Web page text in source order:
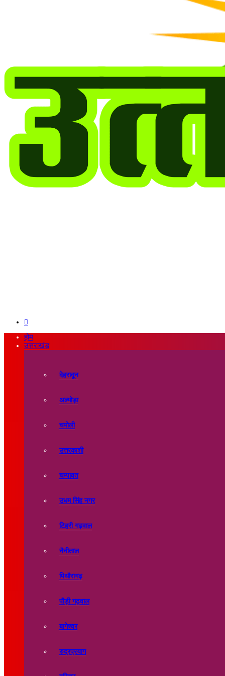
होम
उत्तराखंड
देहरादून
अल्मोड़ा
चमोली
उत्तरकाशी
चम्पावत
उधम सिंह नगर
टिहरी गढ़वाल
नैनीताल
पिथौरागढ़
पौड़ी गढ़वाल
बागेश्वर
रुद्रप्रयाग